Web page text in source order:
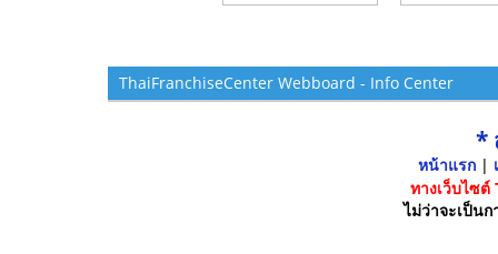
ThaiFranchiseCenter Webboard - Info Center
*
หน้าแรก|
ทางเว็บไซ
ไม่ว่าจะเป็น